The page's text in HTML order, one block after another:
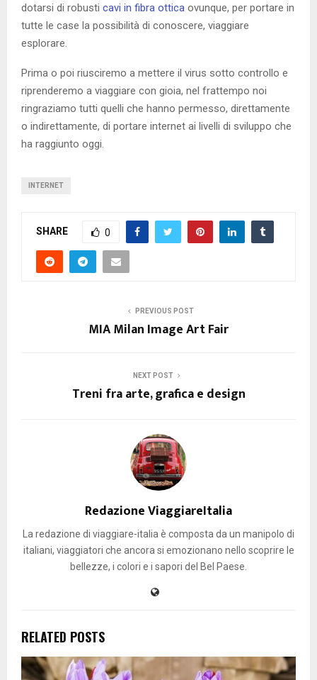
dotarsi di robusti cavi in fibra ottica ovunque, per portare in
tutte le case la possibilità di conoscere, viaggiare
esplorare.
Prima o poi riusciremo a mettere il virus sotto controllo e
riprenderemo a viaggiare con gioia, nel frattempo noi
ringraziamo tutti quelli che hanno permesso, direttamente
o indirettamente, di portare internet ai livelli di sviluppo che
ha raggiunto oggi.
INTERNET
SHARE 0
PREVIOUS POST
MIA Milan Image Art Fair
NEXT POST
Treni fra arte, grafica e design
Redazione ViaggiareItalia
La redazione di viaggiare-italia è composta da un manipolo di
italiani, viaggiatori che ancora si emozionano nello scoprire le
bellezze, i colori e i sapori del Bel Paese.
RELATED POSTS